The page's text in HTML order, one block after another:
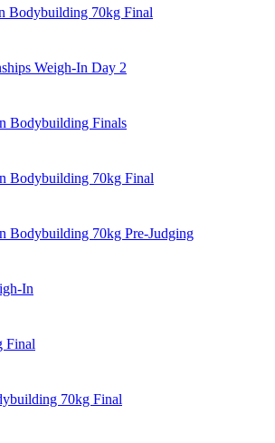
Bodybuilding 70kg Final
Weigh-In Day 2
Bodybuilding Finals
Bodybuilding 70kg Final
Bodybuilding 70kg Pre-Judging
In
Final
70kg Final